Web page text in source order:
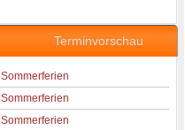
Terminvorschau
Sommerferien
Sommerferien
Sommerferien